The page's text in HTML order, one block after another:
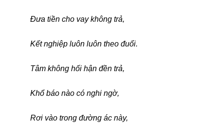
Đưa tiền cho vay không trả,
Kết nghiệp luôn luôn theo đuổi.
Tâm không hối hận đền trả,
Khổ báo nào có nghi ngờ,
Rơi vào trong đường ác này,